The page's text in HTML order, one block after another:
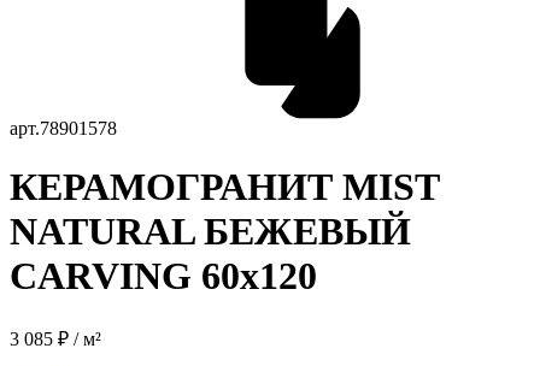
арт.78901578
КЕРАМОГРАНИТ MIST
NATURAL БЕЖЕВЫЙ
CARVING 60x120
3 085 ₽ / м²